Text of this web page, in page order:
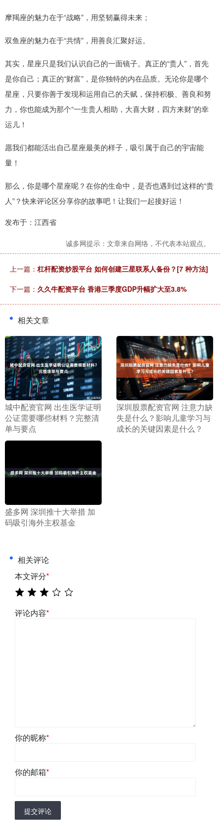
摩羯座的魅力在于“战略”，用坚韧赢得未来；
双鱼座的魅力在于“共情”，用善良汇聚好运。
其实，星座只是我们认识自己的一面镜子。真正的“贵人”，首先
是你自己；真正的“财富”，是你独特的内在品质。无论你是哪个
星座，只要你善于发现和运用自己的天赋，保持积极、善良和努
力，你也能成为那个“一生贵人相助，大喜大财，四方来财”的幸
运儿！
愿我们都能活出自己星座最美的样子，吸引属于自己的宇宙能
量！
那么，你是哪个星座呢？在你的生命中，是否也遇到过这样的“贵
人”？快来评论区分享你的故事吧！让我们一起接好运！
发布于：江西省
诚多网提示：文章来自网络，不代表本站观点。
上一篇： 杠杆配资炒股平台 如何创建三星联系人备份？[7 种方法]
下一篇： 久久牛配资平台 香港三季度GDP升幅扩大至3.8%
相关文章
​城中配资官网 出生医学证明
公证需要哪些材料？完整清
单与要点
​深圳股票配资官网 注意力缺
失是什么？影响儿童学习与
成长的关键因素是什么？
​盛多网 深圳推十大举措 加
码吸引海外主权基金
相关评论
本文评分*
评论内容*
你的昵称*
你的邮箱*
提交评论